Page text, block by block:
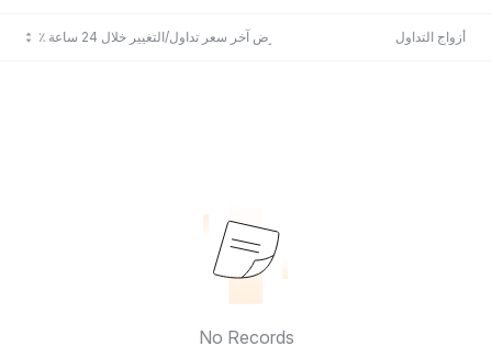
أزواج التداول عرض آخر سعر تداول/التغيير خلال 24 ساعة ٪
No Records